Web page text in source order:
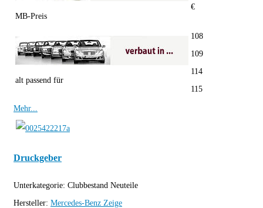
MB-Preis
€
alt passend für
108
109
114
115
Mehr...
Druckgeber
Unterkategorie: Clubbestand Neuteile
Hersteller: Mercedes-Benz Zeige